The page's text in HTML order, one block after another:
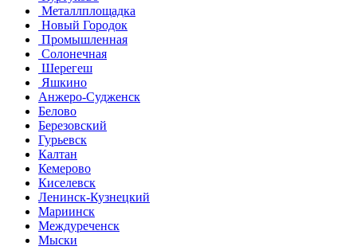
Металлплощадка
Новый Городок
Промышленная
Солонечная
Шерегеш
Яшкино
Анжеро-Судженск
Белово
Березовский
Гурьевск
Калтан
Кемерово
Киселевск
Ленинск-Кузнецкий
Мариинск
Междуреченск
Мыски